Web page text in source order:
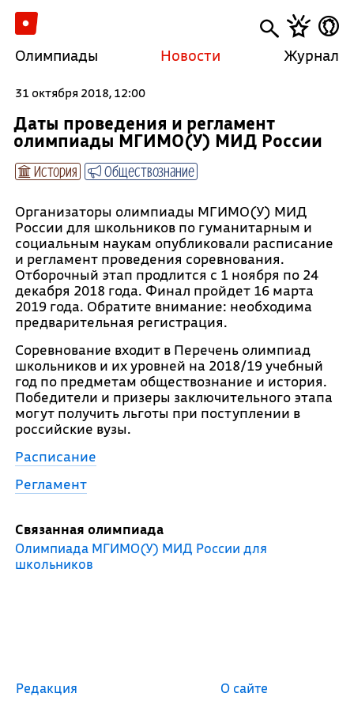
Олимпиады Новости Журнал
31 октября 2018, 12:00
Даты проведения и регламент
олимпиады МГИМО(У) МИД России
История Обществознание
Организаторы олимпиады МГИМО(У) МИД
России для школьников по гуманитарным и
социальным наукам опубликовали расписание
и регламент проведения соревнования.
Отборочный этап продлится с 1 ноября по 24
декабря 2018 года. Финал пройдет 16 марта
2019 года. Обратите внимание: необходима
предварительная регистрация.
Соревнование входит в Перечень олимпиад
школьников и их уровней на 2018/19 учебный
год по предметам обществознание и история.
Победители и призеры заключительного этапа
могут получить льготы при поступлении в
российские вузы.
Расписание
Регламент
Связанная олимпиада
Олимпиада МГИМО(У) МИД России для
школьников
Редакция О сайте